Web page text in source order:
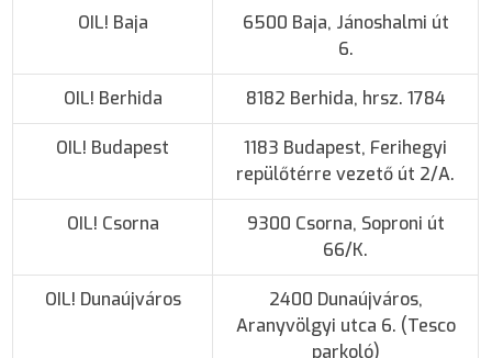
OIL! Baja
6500 Baja, Jánoshalmi út
6.
OIL! Berhida 8182 Berhida, hrsz. 1784
OIL! Budapest
1183 Budapest, Ferihegyi
repülőtérre vezető út 2/A.
OIL! Csorna
9300 Csorna, Soproni út
66/K.
OIL! Dunaújváros
2400 Dunaújváros,
Aranyvölgyi utca 6. (Tesco
parkoló)